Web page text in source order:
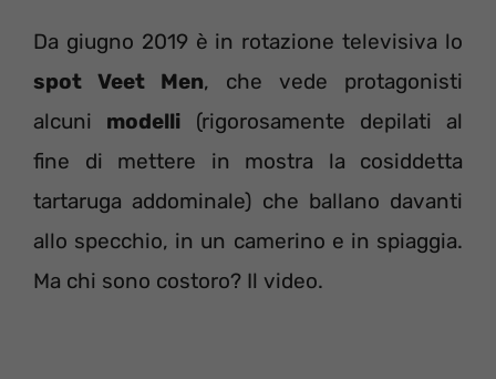
Da giugno 2019 è in rotazione televisiva lo
spot Veet Men, che vede protagonisti
alcuni modelli (rigorosamente depilati al
fine di mettere in mostra la cosiddetta
tartaruga addominale) che ballano davanti
allo specchio, in un camerino e in spiaggia.
Ma chi sono costoro? Il video.